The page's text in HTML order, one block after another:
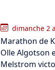
dimanche 2
Marathon de
Olle Algotson
Melstrom